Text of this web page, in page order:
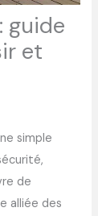
guide
et
simple
de
alliée des